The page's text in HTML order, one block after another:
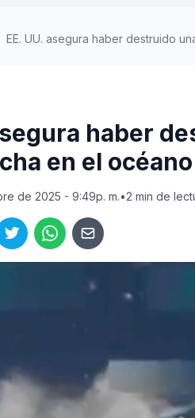
EE. UU. asegura haber destruido
haber
en el
de 2025 - 9:49p. m.•2 min de